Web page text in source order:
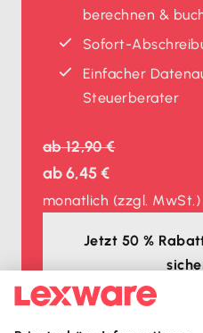
berechnen &
Sofort-
Einfacher
Steuerberater
ab12,90 €
ab6,45 €
monatlich (zzgl. MwSt.)
Jetzt 50 %